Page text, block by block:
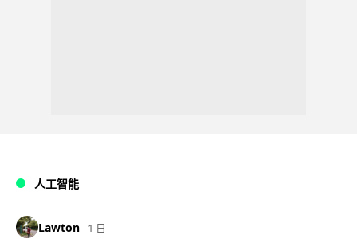
人工智能
Lawton 1 日